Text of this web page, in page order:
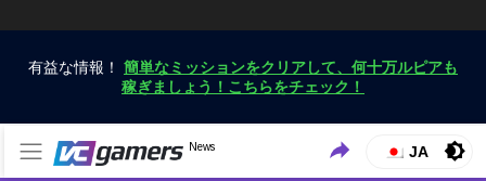
有益な情報！ 簡単なミッションをクリアして、何十万ルピアも
稼ぎましょう！こちらをチェック！
VCGamers ニュース
News
VCGamersだけで最新のゲームニュースを入手
JA